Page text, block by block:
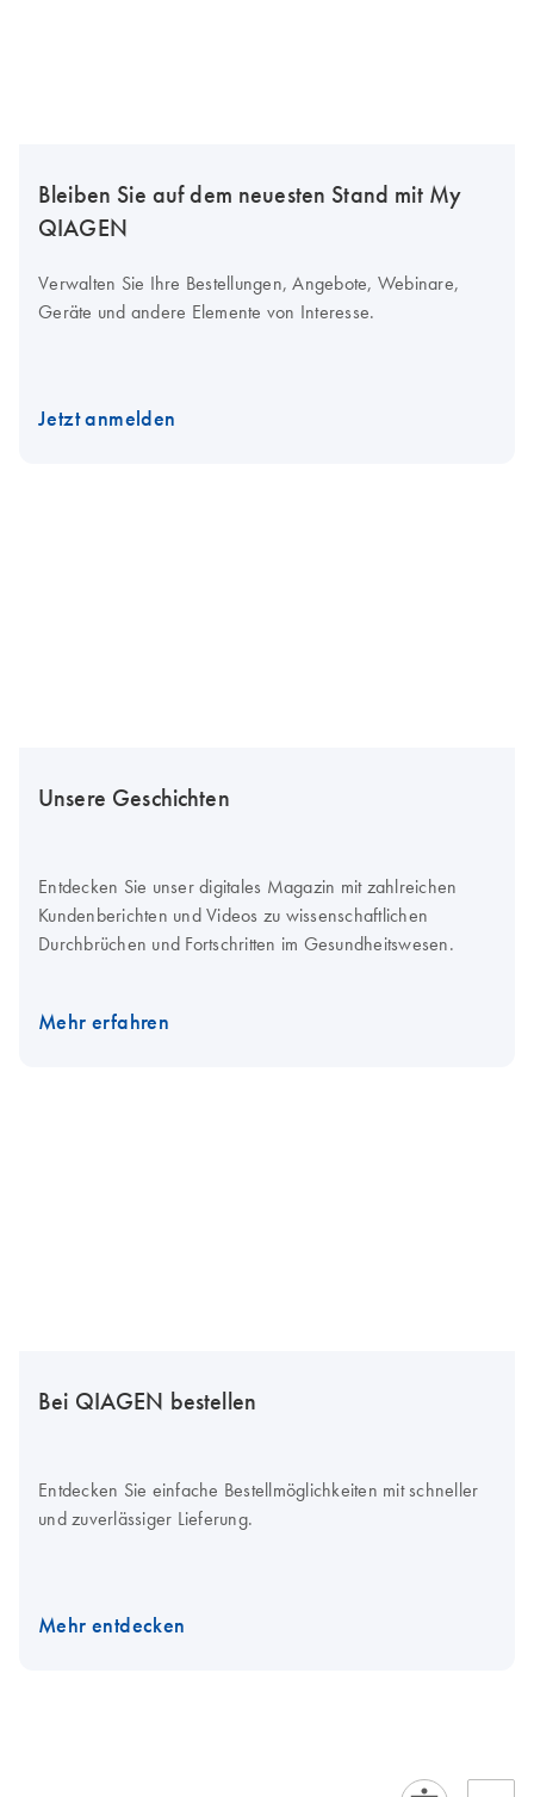
Bleiben Sie auf dem neuesten Stand mit My
QIAGEN
Verwalten Sie Ihre Bestellungen, Angebote, Webinare,
Geräte und andere Elemente von Interesse.
Jetzt anmelden
Unsere Geschichten
Entdecken Sie unser digitales Magazin mit zahlreichen
Kundenberichten und Videos zu wissenschaftlichen
Durchbrüchen und Fortschritten im Gesundheitswesen.
Mehr erfahren
Bei QIAGEN bestellen
Entdecken Sie einfache Bestellmöglichkeiten mit schneller
und zuverlässiger Lieferung.
Mehr entdecken